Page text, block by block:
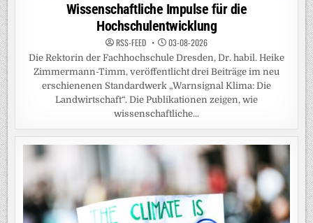
Wissenschaftliche Impulse für die
Hochschulentwicklung
RSS-FEED 03-08-2026
Die Rektorin der Fachhochschule Dresden, Dr. habil. Heike
Zimmermann-Timm, veröffentlicht drei Beiträge im neu
erschienenen Standardwerk „Warnsignal Klima: Die
Landwirtschaft“. Die Publikationen zeigen, wie
wissenschaftliche...